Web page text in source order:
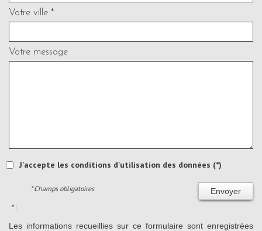
Votre ville *
Votre message
J'accepte les conditions d'utilisation des données (*)
Envoyer
* Champs obligatoires
* :
Les informations recueillies sur ce formulaire sont enregistrées